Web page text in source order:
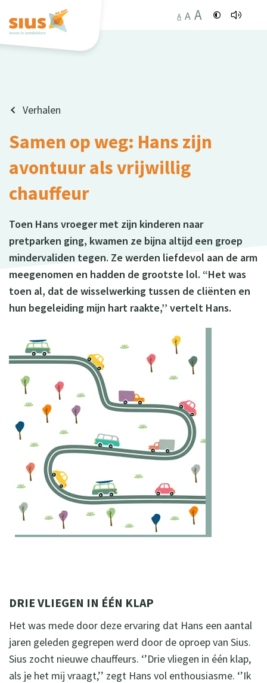
A A A
Verhalen
Samen op weg: Hans zijn
avontuur als vrijwillig
chauffeur
Toen Hans vroeger met zijn kinderen naar
pretparken ging, kwamen ze bijna altijd een groep
mindervaliden tegen. Ze werden liefdevol aan de arm
meegenomen en hadden de grootste lol. “Het was
toen al, dat de wisselwerking tussen de cliënten en
hun begeleiding mijn hart raakte,’’ vertelt Hans.
DRIE VLIEGEN IN ÉÉN KLAP
Het was mede door deze ervaring dat Hans een aantal
jaren geleden gegrepen werd door de oproep van Sius.
Sius zocht nieuwe chauffeurs. ‘’Drie vliegen in één klap,
als je het mij vraagt,’’ zegt Hans vol enthousiasme. ‘’Ik